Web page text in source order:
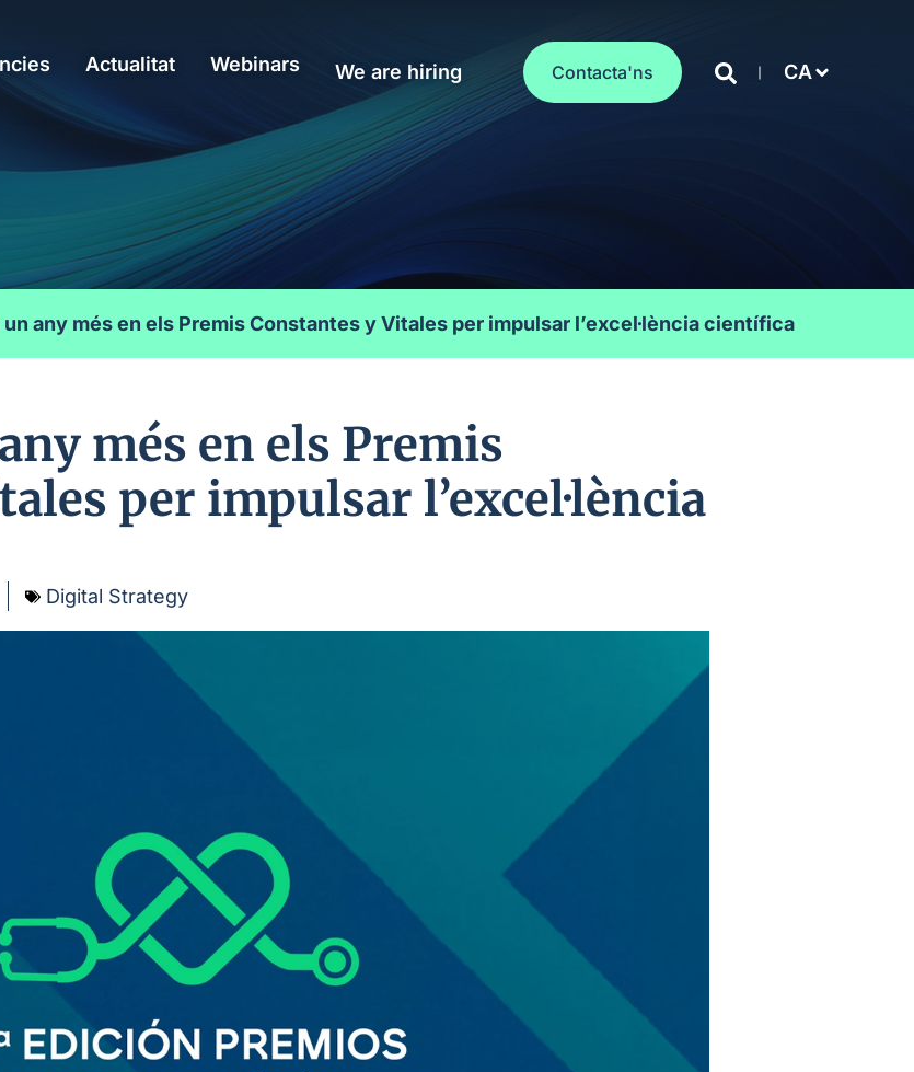
Actualitat Webinars We are hiring Contacta'ns CA
un any més en els Premis Constantes y Vitales per impulsar l’excel·lència científica
més en els Premis
per impulsar l’excel·lència
Digital Strategy